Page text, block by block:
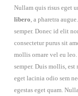
Nullam quis risus eget
libero , a pharetra
semper. Donec id elit
consectetur purus sit
mollis ornare vel eu
semper. Duis mollis,
eget lacinia odio sem
egestas eget quam.